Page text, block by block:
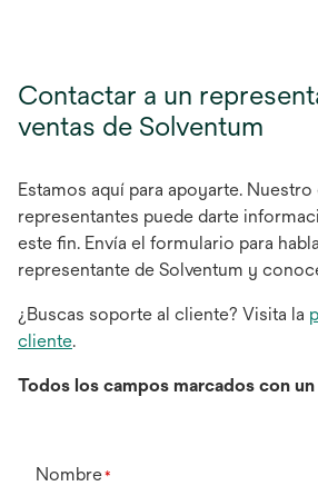
Contactar a un
ventas de Solventum
Estamos aquí para apoyarte.
representantes puede darte
este fin. Envía el formulario para
representante de Solventum y
¿Buscas soporte al cliente? Visita la
cliente.
Todos los campos marcados con un
Nombre*